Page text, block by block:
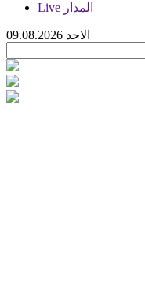
Live المدار